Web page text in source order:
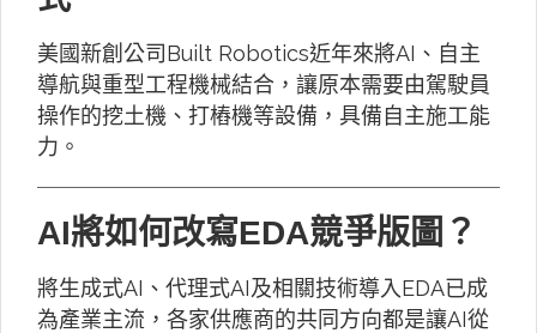
美國新創公司Built Robotics近年來將AI、自主
導航與重型工程機械結合，讓原本需要由駕駛員
操作的挖土機、打樁機等設備，具備自主施工能
力。
AI將如何改寫EDA競爭版圖？
將生成式AI、代理式AI及相關技術導入EDA已成
為產業主流，各家供應商的共同方向都是讓AI從